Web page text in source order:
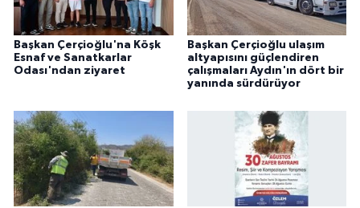
Başkan Çerçioğlu'na Köşk
Esnaf ve Sanatkarlar
Odası'ndan ziyaret
Başkan Çerçioğlu ulaşım
altyapısını güçlendiren
çalışmaları Aydın'ın dört bir
yanında sürdürüyor